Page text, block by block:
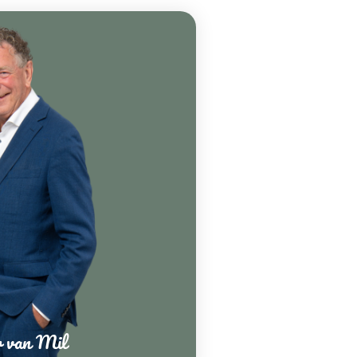
van Mil